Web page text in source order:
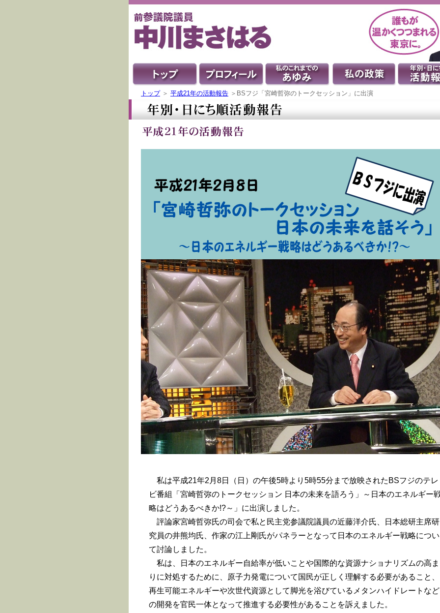
トップ＞ 平成21年の活動報告 ＞BSフジ「宮崎哲弥のトークセッション」に出演
私は平成21年2月8日（日）の午後5時より5時55分まで放映されたBSフジのテレ
ビ番組「宮崎哲弥のトークセッション 日本の未来を語ろう」～日本のエネルギー
略はどうあるべきか!?～」に出演しました。
評論家宮崎哲弥氏の司会で私と民主党参議院議員の近藤洋介氏、日本総研主席研
究員の井熊均氏、作家の江上剛氏がパネラーとなって日本のエネルギー戦略につい
て討論しました。
私は、日本のエネルギー自給率が低いことや国際的な資源ナショナリズムの高ま
りに対処するために、原子力発電について国民が正しく理解する必要があること、
再生可能エネルギーや次世代資源として脚光を浴びているメタンハイドレートなど
の開発を官民一体となって推進する必要性があることを訴えました。